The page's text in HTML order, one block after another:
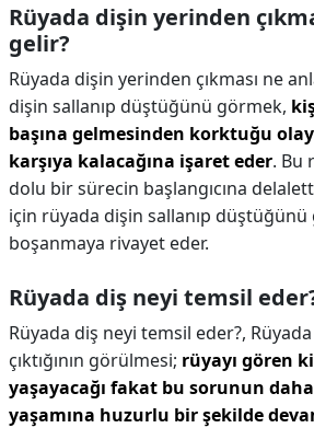
Rüyada dişin yerinden
gelir?
Rüyada dişin yerinden çıkması ne
dişin sallanıp düştüğünü görmek,
başına gelmesinden korktuğu
karşıya kalacağına işaret eder. Bu
dolu bir sürecin başlangıcına
için rüyada dişin sallanıp
boşanmaya rivayet eder.
Rüyada diş neyi temsil
Rüyada diş neyi temsil eder?,
çıktığının görülmesi; rüyayı gören
yaşayacağı fakat bu sorunun
yaşamına huzurlu bir şekilde